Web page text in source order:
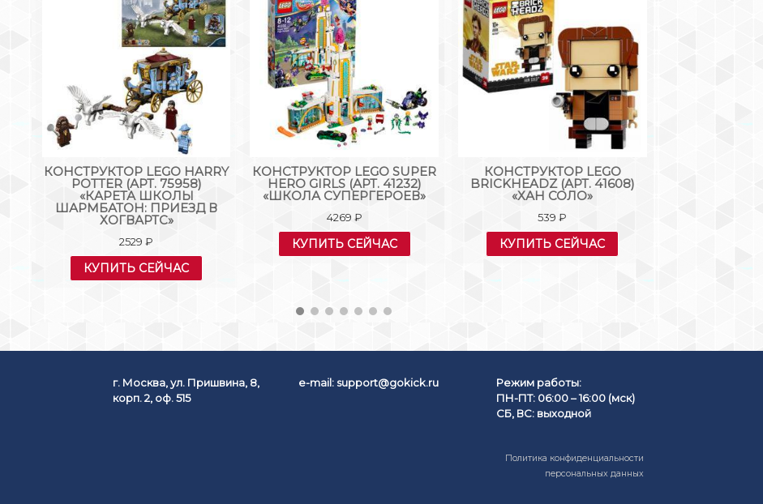
КОНСТРУКТОР LEGO HARRY
POTTER (АРТ. 75958)
«КАРЕТА ШКОЛЫ
ШАРМБАТОН: ПРИЕЗД В
ХОГВАРТС»
2529₽
КУПИТЬ СЕЙЧАС
КОНСТРУКТОР LEGO SUPER
HERO GIRLS (АРТ. 41232)
«ШКОЛА СУПЕРГЕРОЕВ»
4269 ₽
КУПИТЬ СЕЙЧАС
КОНСТРУКТОР LEGO
BRICKHEADZ (АРТ. 41608)
«ХАН СОЛО»
539₽
КУПИТЬ СЕЙЧАС
г. Москва, ул. Пришвина, 8,
корп. 2, оф. 515
e-mail: support@gokick.ru
Режим работы:
ПН-ПТ: 06:00 – 16:00 (мск)
СБ, ВС: выходной
Политика конфиденциальности
персональных данных